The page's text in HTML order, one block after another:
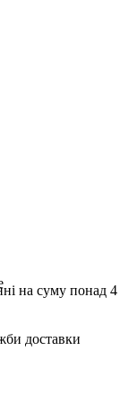
на суму понад 4
доставки